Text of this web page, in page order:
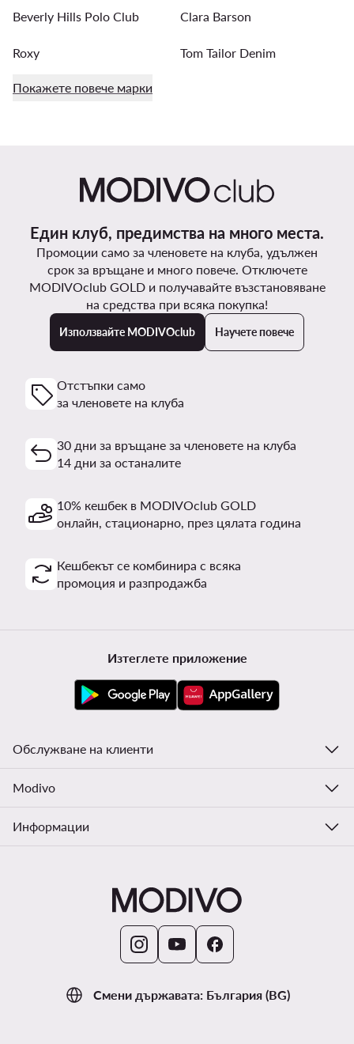
Beverly Hills Polo Club Clara Barson
Roxy Tom Tailor Denim
Покажете повече марки
Един клуб, предимства на много места.
Промоции само за членовете на клуба, удължен
срок за връщане и много повече. Отключете
MODIVOclub GOLD и получавайте възстановяване
на средства при всяка покупка!
Използвайте MODIVOclub Научете повече
Отстъпки само
за членовете на клуба
30 дни за връщане за членовете на клуба
14 дни за останалите
10% кешбек в MODIVOclub GOLD
онлайн, стационарно, през цялата година
Кешбекът се комбинира с всяка
промоция и разпродажба
Смени държавата: България (BG)
Изтеглете приложение
Обслужване на клиенти
Modivo
Информации